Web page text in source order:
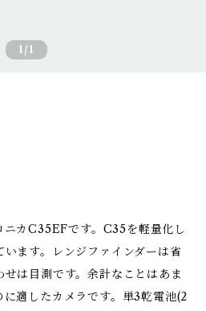
1 /1
ニカC35EFです。C35を軽量化し
ます。レンジファインダーは省
は目測です。余計なことはあま
に適したカメラです。単3乾電池(2